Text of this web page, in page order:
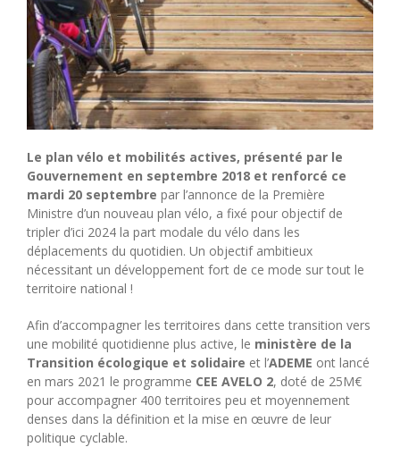
Le plan vélo et mobilités actives, présenté par le
Gouvernement en septembre 2018 et renforcé ce
mardi 20 septembre par l’annonce de la Première
Ministre d’un nouveau plan vélo, a fixé pour objectif de
tripler d’ici 2024 la part modale du vélo dans les
déplacements du quotidien. Un objectif ambitieux
nécessitant un développement fort de ce mode sur tout le
territoire national !
Afin d’accompagner les territoires dans cette transition vers
une mobilité quotidienne plus active, le ministère de la
Transition écologique et solidaire et l’ADEME ont lancé
en mars 2021 le programme CEE AVELO 2, doté de 25M€
pour accompagner 400 territoires peu et moyennement
denses dans la définition et la mise en œuvre de leur
politique cyclable.